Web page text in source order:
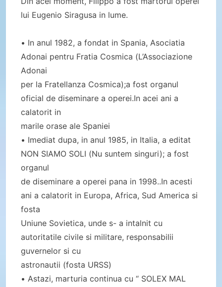
lui Eugenio Siragusa in lume.
• In anul 1982, a fondat in Spania, Asociatia
Adonai pentru Fratia Cosmica (L’Associazione
Adonai
per la Fratellanza Cosmica);a fost organul
oficial de diseminare a operei.In acei ani a
calatorit in
marile orase ale Spaniei
• Imediat dupa, in anul 1985, in Italia, a editat
NON SIAMO SOLI (Nu suntem singuri); a fost
organul
de diseminare a operei pana in 1998..In acesti
ani a calatorit in Europa, Africa, Sud America si
fosta
Uniune Sovietica, unde s- a intalnit cu
autoritatile civile si militare, responsabilii
guvernelor si cu
astronautii (fosta URSS)
• Astazi, marturia continua cu “ SOLEX MAL